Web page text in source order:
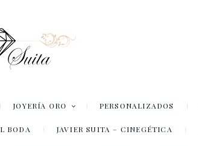
JOYERÍA ORO PERSONALIZADOS
BODA JAVIER SUITA – CINEGÉTICA